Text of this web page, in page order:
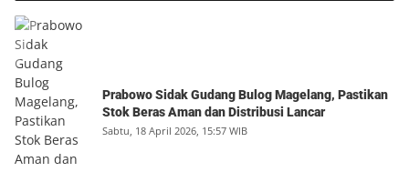
Prabowo Sidak Gudang Bulog Magelang, Pastikan
Stok Beras Aman dan Distribusi Lancar
Sabtu, 18 April 2026, 15:57 WIB